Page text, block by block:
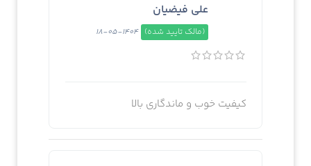
علی فیضیان
(مالک تایید شده) 1404-05-18
کیفیت خوب و ماندگاری بالا